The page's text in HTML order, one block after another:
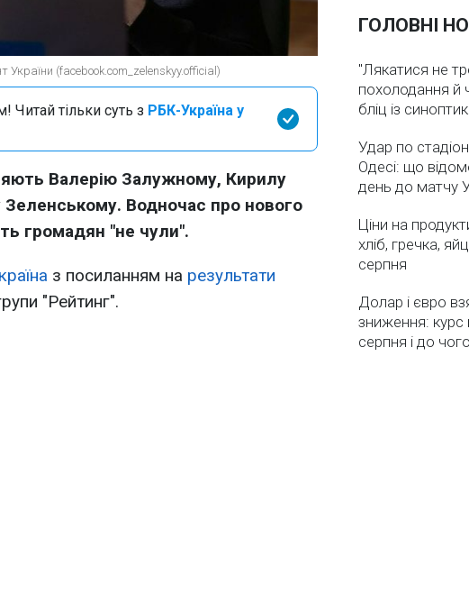
України (facebook.com_zelenskyy.official)
Читай тільки суть з РБК-Україна у
Валерію Залужному, Кирилу
Водночас про нового
громадян "не чули".
з посиланням на результати
"Рейтинг".
ГОЛОВНІ
"Лякатися не
похолодання й
бліц із
Удар по
Одесі: що
день до матчу
Ціни на
хліб, гречка,
серпня
Долар і євро
зниження:
серпня і до